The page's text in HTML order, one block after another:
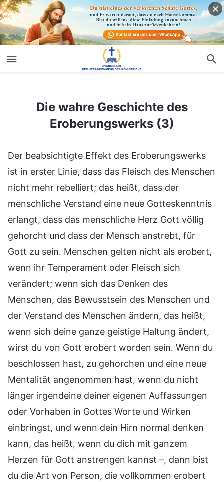
Die wahre Geschichte des Eroberungswerks (3)
Die wahre Geschichte des
Eroberungswerks (3)
Der beabsichtigte Effekt des Eroberungswerks
ist in erster Linie, dass das Fleisch des Menschen
nicht mehr rebelliert; das heißt, dass der
menschliche Verstand eine neue Gotteskenntnis
erlangt, dass das menschliche Herz Gott völlig
gehorcht und dass der Mensch anstrebt, für
Gott zu sein. Menschen gelten nicht als erobert,
wenn ihr Temperament oder Fleisch sich
verändert; wenn sich das Denken des
Menschen, das Bewusstsein des Menschen und
der Verstand des Menschen ändern, das heißt,
wenn sich deine ganze geistige Haltung ändert,
wirst du von Gott erobert worden sein. Wenn du
beschlossen hast, zu gehorchen und eine neue
Mentalität angenommen hast, wenn du nicht
länger irgendeine deiner eigenen Auffassungen
oder Vorhaben in Gottes Worte und Wirken
einbringst, und wenn dein Hirn normal denken
kann, das heißt, wenn du dich mit ganzem
Herzen für Gott anstrengen kannst –, dann bist
du die Art von Person, die vollkommen erobert